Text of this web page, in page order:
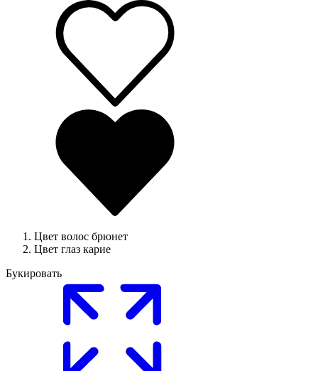
Цвет волос брюнет
Цвет глаз карие
Букировать